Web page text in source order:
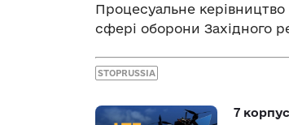
Процесуальне керівництво
сфері оборони Західного
STOPRUSSIA
7